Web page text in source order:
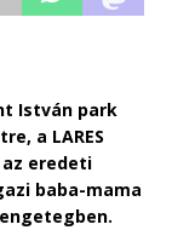
István park
a LARES
eredeti
baba-mama